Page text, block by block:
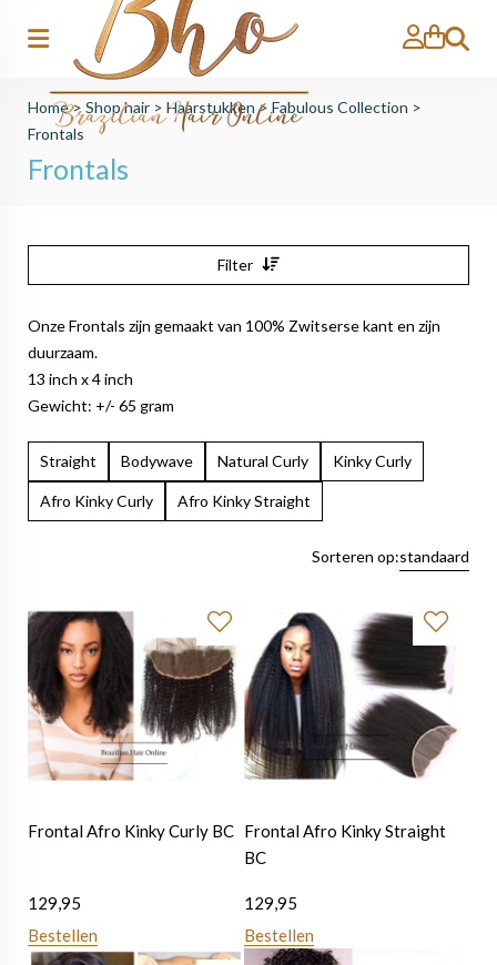
Zoeken
Home>Shop hair > Haarstukken> Fabulous Collection >
Frontals
Frontals
Filter
Onze Frontals zijn gemaakt van 100% Zwitserse kant en zijn
duurzaam.
13 inch x 4 inch
Gewicht: +/- 65 gram
Straight Bodywave Natural Curly Kinky Curly
Afro Kinky Curly Afro Kinky Straight
Sorteren op:standaard
Frontal Afro Kinky Curly BC
129,95
Bestellen
Frontal Afro Kinky Straight
BC
129,95
Bestellen